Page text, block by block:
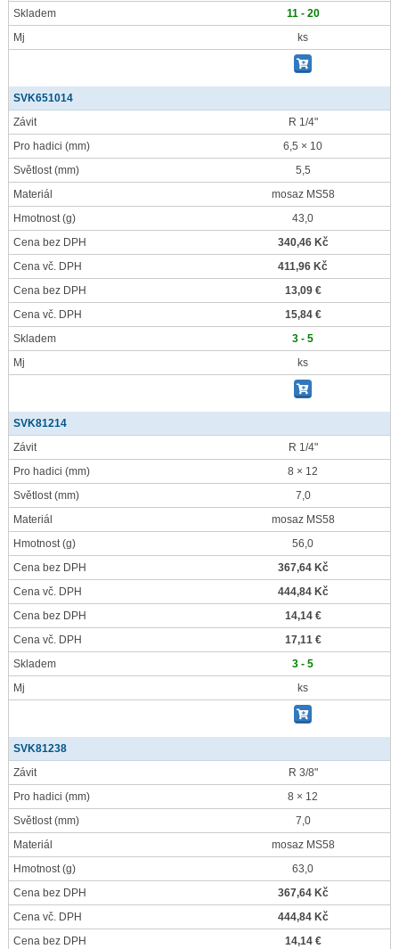
Skladem
11 - 20
Mj
ks
SVK651014
Závit
R 1/4"
Pro hadici (mm)
6,5 × 10
Světlost(mm)
5,5
Materiál
mosaz MS58
Hmotnost(g)
43,0
Cena bez DPH
340,46 Kč
Cena vč. DPH
411,96 Kč
Cena bez DPH
13,09 €
Cena vč. DPH
15,84 €
Skladem
3 - 5
Mj
ks
SVK81214
Závit
R 1/4"
Pro hadici (mm)
8 × 12
Světlost(mm)
7,0
Materiál
mosaz MS58
Hmotnost(g)
56,0
Cena bez DPH
367,64 Kč
Cena vč. DPH
444,84 Kč
Cena bez DPH
14,14 €
Cena vč. DPH
17,11 €
Skladem
3 - 5
Mj
ks
SVK81238
Závit
R 3/8"
Pro hadici (mm)
8 × 12
Světlost(mm)
7,0
Materiál
mosaz MS58
Hmotnost(g)
63,0
Cena bez DPH
367,64 Kč
Cena vč. DPH
444,84 Kč
Cena bez DPH
14,14 €